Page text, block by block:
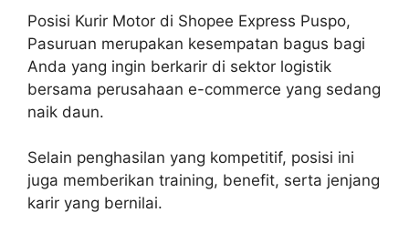
Posisi Kurir Motor di Shopee Express Puspo,
Pasuruan merupakan kesempatan bagus bagi
Anda yang ingin berkarir di sektor logistik
bersama perusahaan e-commerce yang sedang
naik daun.
Selain penghasilan yang kompetitif, posisi ini
juga memberikan training, benefit, serta jenjang
karir yang bernilai.